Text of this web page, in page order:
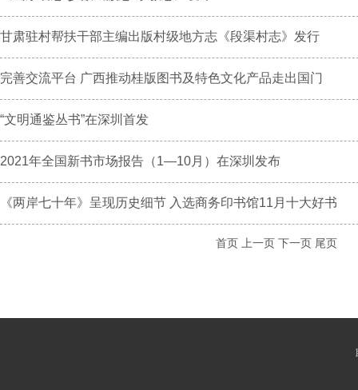
甘肃驻村帮扶干部主编出版村级地方志《段渠村志》发行
完善交流平台 广西推动桂版图书及特色文化产品走出国门
“文明通鉴丛书”在深圳首发
2021年全国新书市场报告（1—10月）在深圳发布
《两岸七十年》呈现历史细节 入选商务印书馆11月十大好书
首页 上一页 下一页 尾页